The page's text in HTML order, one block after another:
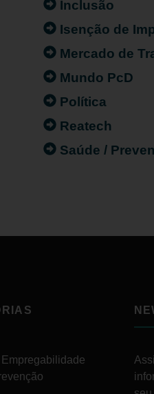
Inclusão
Isenção de
Mercado de
Mundo PcD
Política
Reatech
Saúde /